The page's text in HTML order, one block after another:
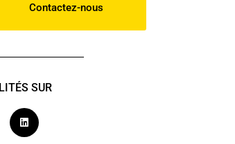
Contactez-nous
SUR